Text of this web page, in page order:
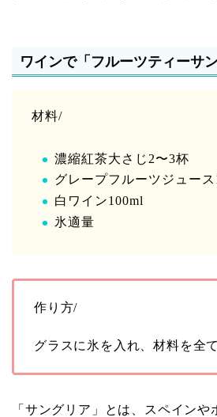
ワインで「フルーツティーサン
材料/
濃縮紅茶大さじ2〜3杯
グレープフルーツジュース
白ワイン100ml
氷適量
作り方/
グラスに氷を入れ、材料を全
「サングリア」とは、スペインや